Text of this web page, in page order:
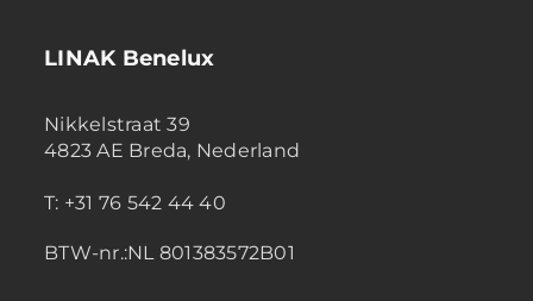
LINAK Benelux
Nikkelstraat 39
4823 AE Breda, Nederland
T: +31 76 542 44 40
BTW-nr.:NL 801383572B01